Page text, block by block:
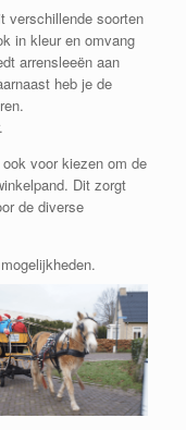
verschillende soorten
in kleur en omvang
arrensleeën aan
heb je de
voor kiezen om de
Dit zorgt
de diverse